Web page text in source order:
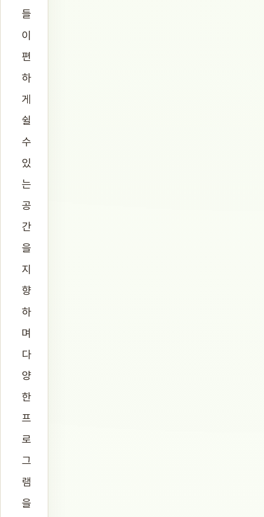
들
이
편
하
게
쉴
수
있
는
공
간
을
지
향
하
며
다
양
한
프
로
그
램
을